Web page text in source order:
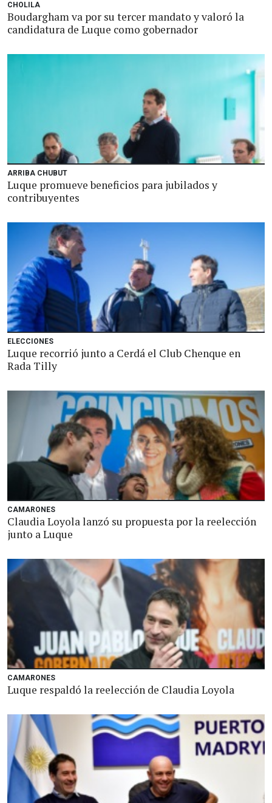
CHOLILA
Boudargham va por su tercer mandato y valoró la
candidatura de Luque como gobernador
ARRIBA CHUBUT
Luque promueve beneficios para jubilados y
contribuyentes
ELECCIONES
Luque recorrió junto a Cerdá el Club Chenque en
Rada Tilly
CAMARONES
Claudia Loyola lanzó su propuesta por la reelección
junto a Luque
CAMARONES
Luque respaldó la reelección de Claudia Loyola